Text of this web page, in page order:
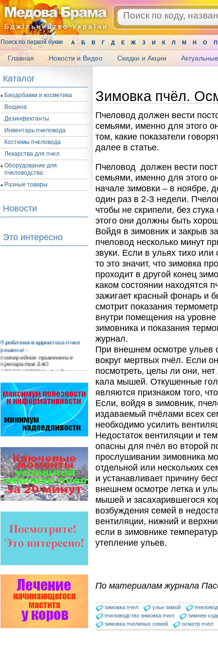
Поиск по первой букве А Б В Г Д Е Ж З И К Л М Н О П
Главная Новости и Видео Скидки и Акции
Каталог
Биодобавки и косметика
Вощина
Дезинфектанты
Инвентарь пчеловода
Костюмы пчеловода
Лекарства для пчел
Оборудование для
пчеловодства:
Разные товары
Новости
Это интересно
Проблема варроатоза пчел
решена! -
поочередное применение
препаратов ЗАО
АГРОБИОПРОМ:Апидез,
Безукоризненно сильное
звено в системе
комплексного оздоровления
от болезней пчел и
повышения рентабельности
пасеки.
Апидез, Варроадез, Амипол-Т,
Полисан и Гармония…
Препараты для лечения пчел
ЗАО АГРОБИОПРОМ
- это и высокая
эффективность, и
безупречно стабильные
четырёх.
экспериментов, учёные
выяснили, что медоносные
Пчеловоды-долгожители
По результатам
статистического
исследования по
долгожителям старше 100
Зимовка пчёл.
Пчеловод должен вести
семьями, именно для этого
том, какие показатели
далее в статье.
Пчеловод должен вести
семьями, именно для этого
начале зимовки – в ноябре,
один раз в 2-З недели.
чтобы не скрипели, без
этого они должны быть
Войдя в зимовник и закрыв
пчеловод несколько минут
звуки. Если в ульях тихо
то это значит, что зимовка
проходит в другой конец
каком состоянии находятся
зажигает красный фонарь и
смотрит показания
внутри помещения на
зимовника и показания
журнал.
При внешнем осмотре ульев
вокруг мертвых пчёл. Если
посмотреть, целы ли они,
кала мышей. Откушенные
являются признаком того,
Если, войдя в зимовник,
издаваемый пчёлами всех
необходимо усилить
Недостаток вентиляции и
опасны для пчёл во второй
прослушивании зимовника
отдельной или нескольких
и устанавливает причину
внешнем осмотре летка и
мышей и засахарившегося
возбуждения семей в
вентиляции, нижний и
если в зимовнике
утепление ульев.
По материалам журнала
зимовка пчел ульи зимой
пчеловодство зимовка пчел
зимнее
зимовка пчелиных семей
осмотр пчел